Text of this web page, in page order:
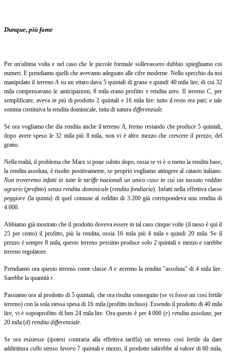
Dunque, più fame
Per un'ultima volta e nel caso che le piccole formule sollevassero dubbio spieghiamo coi
numeri. E prendiamo quelli che avevamo adeguato alle cifre moderne. Nello specchio da noi
manipolato il terrenoAsu un ettaro dava 5 quintali di grano e quindi 40 mila lire, di cui 32
mila compensavano le anticipazioni, 8 mila erano profitto e rendita zero. Il terreno C, per
semplificare, aveva in più di prodotto 2 quintali e 16 mila lire: tutto il resto era pari; e tale
somma costituiva la rendita dominicale, tutta di natura differenziale.
Se ora vogliamo che dia rendita anche il terrenoA, fermo restando che produce 5 quintali,
dopo avere speso le 32 mila più 8 mila, non vi è altro mezzo che crescere il prezzo, del
grano.
Nella realtà, il problema che Marx si pone subito dopo, ossia se vi è o meno la rendita base,
la rendita assoluta, è risolto positivamente, se proprio vogliamo attingere al catasto italiano.
Non troveremo infatti in tutte le tariffe nazionali un unico caso in cui sia tassato reddito
agrario(profitto) senza rendita dominicale(rendita fondiaria). Infatti nella effettiva classe
peggiore (la quinta) di quel comune al reddito di 3.200 già corrispondeva una rendita di
4.000.
Abbiamo già mostrato che il prodotto doveva essere in tal caso cinque volte (il tasso è qui il
25 per cento) il profitto, più la rendita, ossia 16 mila più 4 mila e quindi 20 mila. Se il
prezzo è sempre 8 mila, questo terreno pessimo produce solo 2 quintali e mezzo e sarebbe
terreno regolatore.
Prendiamo ora questo terreno come classeAe avremo la rendita "assoluta" di 4 mila lire.
Sarebbe la quantità r.
Passiamo ora al prodotto di 5 quintali, che ora risulta conseguito (se vi fosse un così fertile
terreno) con la sola stessa spesa di 16 mila (profitto incluso). Essendo il prodotto di 40 mila
lire, vi è sopraprofitto di ben 24 mila lire. Ora questo è per 4.000 (r) rendita assoluta; per
20 mila (d) rendita differenziale.
Se ora esistesse (ipotesi contraria alla effettiva tariffa) un terreno così fertile da dare
addirittura collo stesso lavoro7 quintali e mezzo, il prodotto salirebbe al valore di 60 mila,